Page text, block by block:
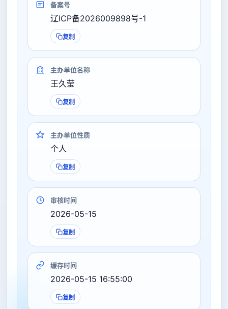
备案号
辽ICP备2026009898号-1
复制
主办单位名称
王久莹
复制
主办单位性质
个人
复制
审核时间
2026-05-15
复制
缓存时间
2026-05-15 16:55:00
复制